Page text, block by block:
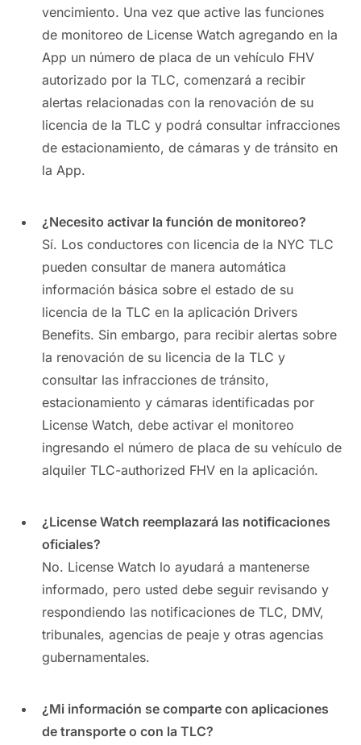
vencimiento. Una vez que active las funciones
de monitoreo de License Watch agregando en la
App un número de placa de un vehículo FHV
autorizado por la TLC, comenzará a recibir
alertas relacionadas con la renovación de su
licencia de la TLC y podrá consultar infracciones
de estacionamiento, de cámaras y de tránsito en
la App.
¿Necesito activar la función de monitoreo?
Sí. Los conductores con licencia de la NYC TLC
pueden consultar de manera automática
información básica sobre el estado de su
licencia de la TLC en la aplicación Drivers
Benefits. Sin embargo, para recibir alertas sobre
la renovación de su licencia de la TLC y
consultar las infracciones de tránsito,
estacionamiento y cámaras identificadas por
License Watch, debe activar el monitoreo
ingresando el número de placa de su vehículo de
alquiler TLC-authorized FHV en la aplicación.
¿License Watch reemplazará las notificaciones
oficiales?
No. License Watch lo ayudará a mantenerse
informado, pero usted debe seguir revisando y
respondiendo las notificaciones de TLC, DMV,
tribunales, agencias de peaje y otras agencias
gubernamentales.
¿Mi información se comparte con aplicaciones
de transporte o con la TLC?